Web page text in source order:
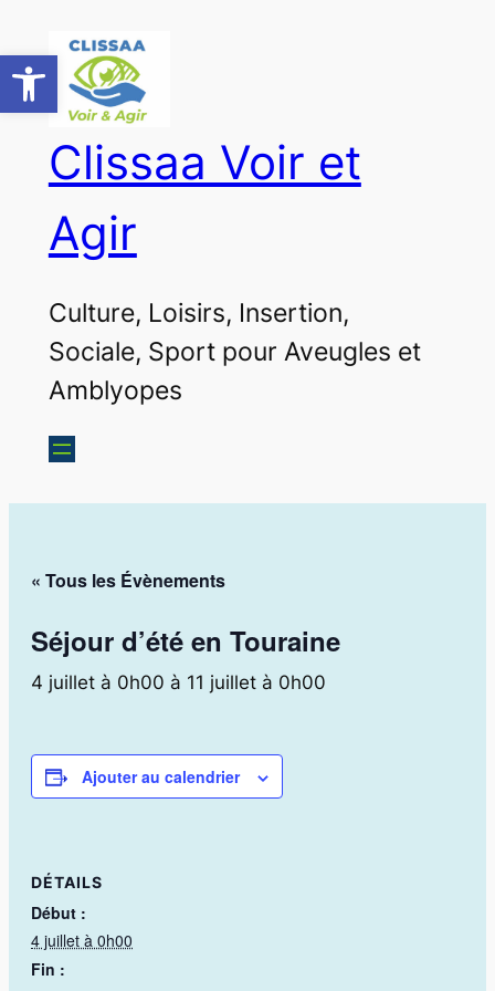
Ouvrir la barre d’outils
Clissaa Voir et
Agir
Culture, Loisirs, Insertion,
Sociale, Sport pour Aveugles et
Amblyopes
« Tous les Évènements
Séjour d’été en Touraine
4 juillet à 0h00 à 11 juillet à 0h00
Ajouter au calendrier
DÉTAILS
Début :
4 juillet à 0h00
Fin :